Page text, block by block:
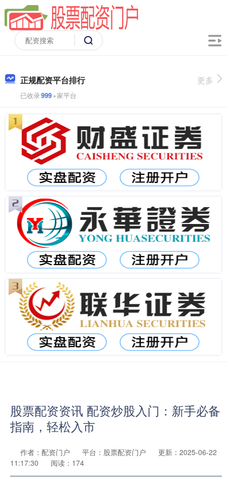
正规配资平台排行
已收录999+家平台
更多
股票配资资讯 配资炒股入门：新手必备
指南，轻松入市
作者：配资门户 平台：股票配资门户
更新：2025-06-22
11:17:30
阅读：174